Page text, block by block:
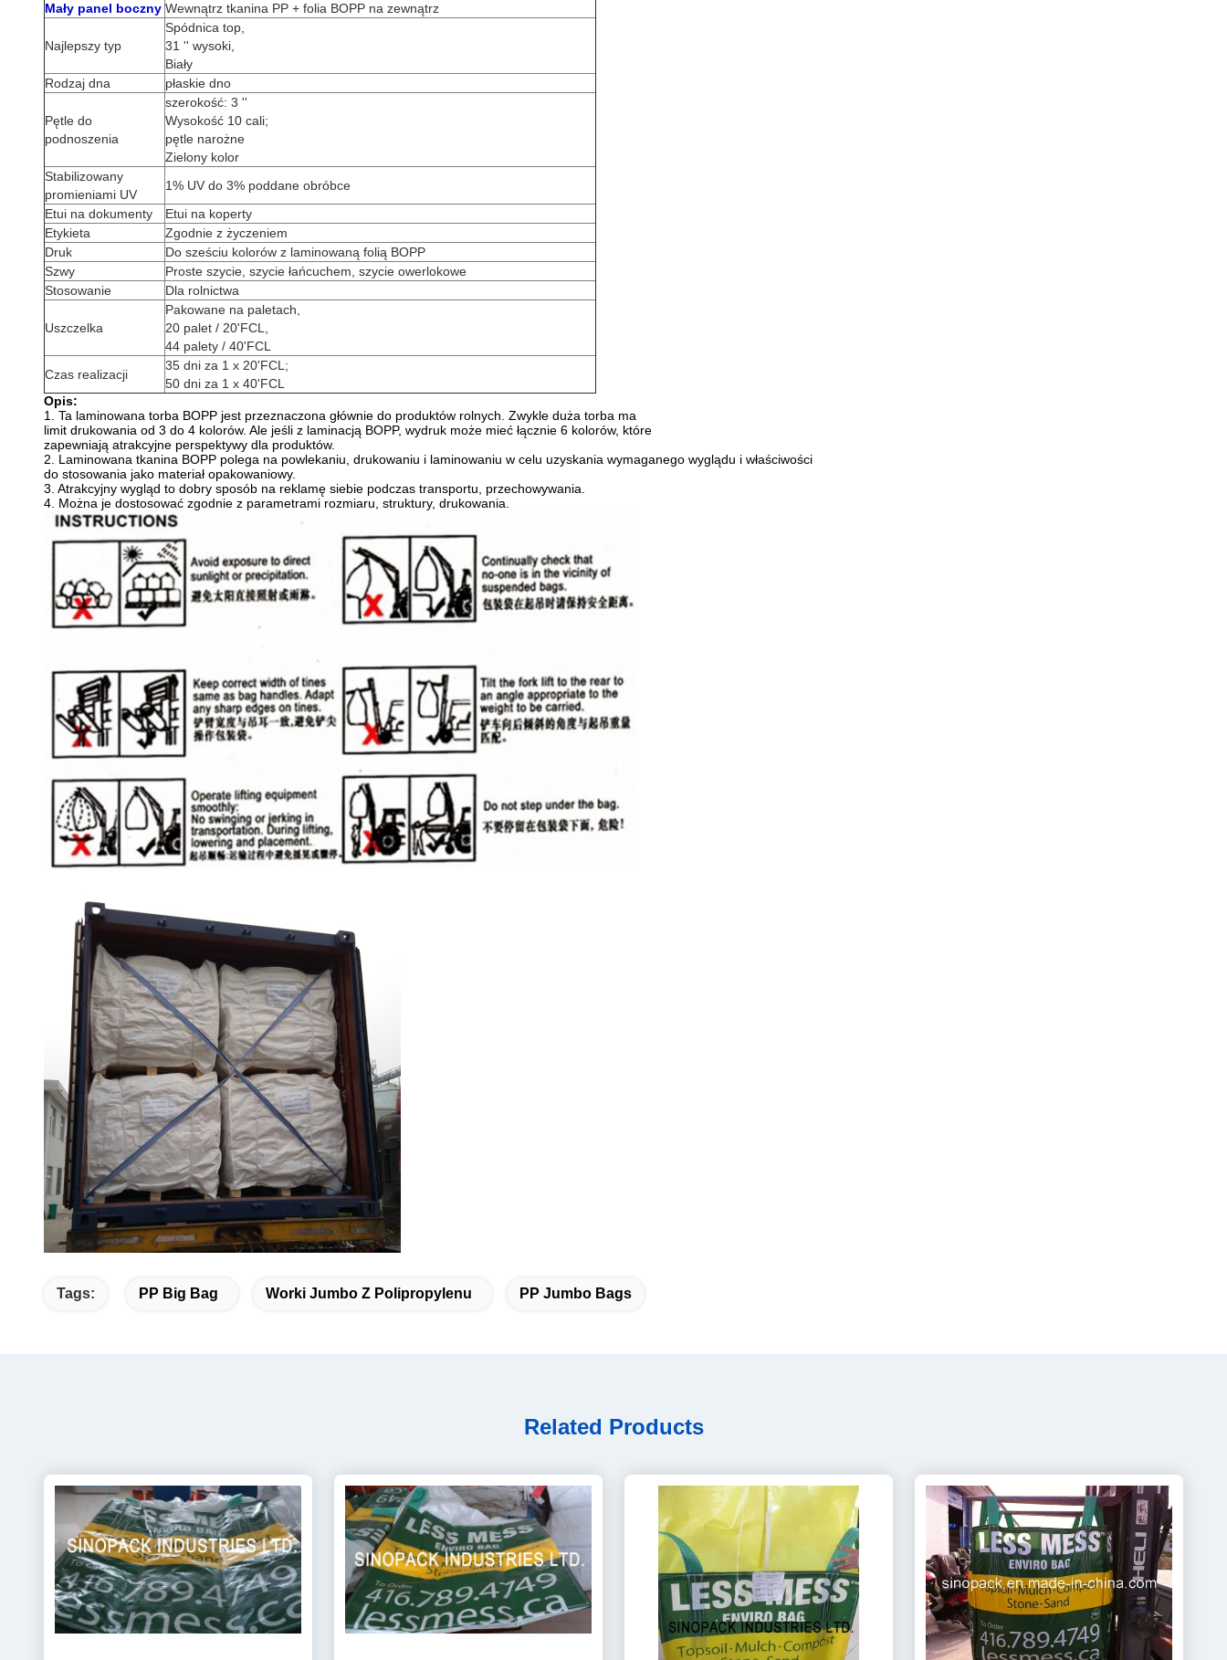
Mały panel boczny Wewnątrz tkanina PP + folia BOPP na zewnątrz
Najlepszy typ
Spódnica top,
31 '' wysoki,
Biały
Rodzaj dna
płaskie dno
Pętle do
podnoszenia
szerokość: 3 ''
Wysokość 10 cali;
pętle narożne
Zielony kolor
Stabilizowany
promieniami UV
1% UV do 3% poddane obróbce
Etui na dokumenty
Etui na koperty
Etykieta
Zgodnie z życzeniem
Druk
Do sześciu kolorów z laminowaną folią BOPP
Szwy
Proste szycie, szycie łańcuchem, szycie owerlokowe
Stosowanie
Dla rolnictwa
Uszczelka
Pakowane na paletach,
20 palet / 20'FCL,
44 palety / 40'FCL
Czas realizacji
35 dni za 1 x 20'FCL;
50 dni za 1 x 40'FCL
Opis:
1. Ta laminowana torba BOPP jest przeznaczona głównie do produktów rolnych. Zwykle duża torba ma
limit drukowania od 3 do 4 kolorów. Ale jeśli z laminacją BOPP, wydruk może mieć łącznie 6 kolorów, które
zapewniają atrakcyjne perspektywy dla produktów.
2. Laminowana tkanina BOPP polega na powlekaniu, drukowaniu i laminowaniu w celu uzyskania wymaganego wyglądu i właściwości
do stosowania jako materiał opakowaniowy.
3. Atrakcyjny wygląd to dobry sposób na reklamę siebie podczas transportu, przechowywania.
4. Można je dostosować zgodnie z parametrami rozmiaru, struktury, drukowania.
Tags: PP Big Bag Worki Jumbo Z Polipropylenu PP Jumbo Bags
Related Products